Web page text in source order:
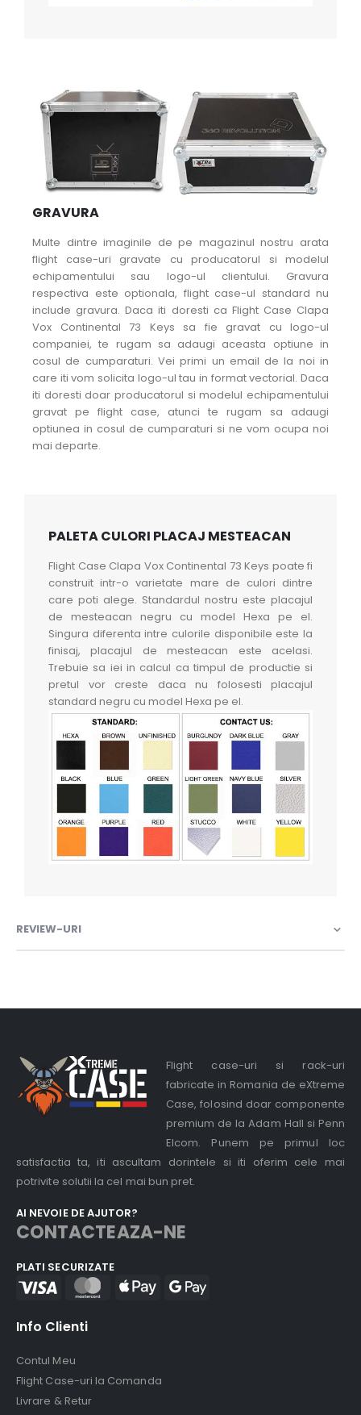
GRAVURA
Multe dintre imaginile de pe magazinul nostru arata
flight case-uri gravate cu producatorul si modelul
echipamentului sau logo-ul clientului. Gravura
respectiva este optionala, flight case-ul standard nu
include gravura. Daca iti doresti ca Flight Case Clapa
Vox Continental 73 Keys sa fie gravat cu logo-ul
companiei, te rugam sa adaugi aceasta optiune in
cosul de cumparaturi. Vei primi un email de la noi in
care iti vom solicita logo-ul tau in format vectorial. Daca
iti doresti doar producatorul si modelul echipamentului
gravat pe flight case, atunci te rugam sa adaugi
optiunea in cosul de cumparaturi si ne vom ocupa noi
mai departe.
PALETA CULORI PLACAJ MESTEACAN
Flight Case Clapa Vox Continental 73 Keys poate fi
construit intr-o varietate mare de culori dintre
care poti alege. Standardul nostru este placajul
de mesteacan negru cu model Hexa pe el.
Singura diferenta intre culorile disponibile este la
finisaj, placajul de mesteacan este acelasi.
Trebuie sa iei in calcul ca timpul de productie si
pretul vor creste daca nu folosesti placajul
standard negru cu model Hexa pe el.
REVIEW-URI
Flight case-uri si rack-uri
fabricate in Romania de eXtreme
Case, folosind doar componente
premium de la Adam Hall si Penn
Elcom. Punem pe primul loc
satisfactia ta, iti ascultam dorintele si iti oferim cele mai
potrivite solutii la cel mai bun pret.
AI NEVOIE DE AJUTOR?
CONTACTEAZA-NE
PLATI SECURIZATE
Info Clienti
Contul Meu
Flight Case-uri la Comanda
Livrare & Retur